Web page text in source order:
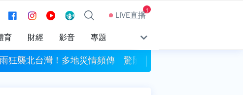
LIVE直播1
育 財經 影音 專題
狂襲北台灣！多地災情頻傳 驚險畫面曝光